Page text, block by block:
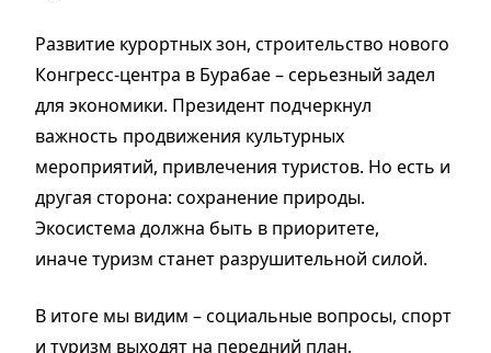
Развитие курортных зон, строительство нового
Конгресс-центра в Бурабае – серьезный задел
для экономики. Президент подчеркнул
важность продвижения культурных
мероприятий, привлечения туристов. Но есть и
другая сторона: сохранение природы.
Экосистема должна быть в приоритете,
иначе туризм станет разрушительной силой.
В итоге мы видим – социальные вопросы, спорт
и туризм выходят на передний план.